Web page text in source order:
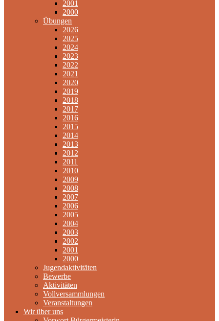
2001
2000
Übungen
2026
2025
2024
2023
2022
2021
2020
2019
2018
2017
2016
2015
2014
2013
2012
2011
2010
2009
2008
2007
2006
2005
2004
2003
2002
2001
2000
Jugendaktivitäten
Bewerbe
Aktivitäten
Vollversammlungen
Veranstaltungen
Wir über uns